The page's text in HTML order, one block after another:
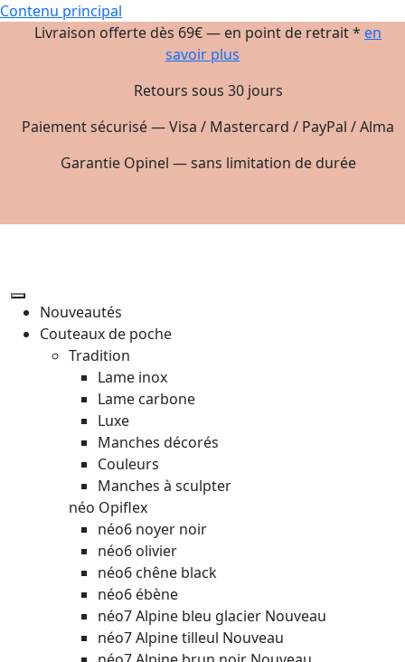
Contenu principal
Livraison offerte dès 69€ — en point de retrait * en
savoir plus
Retours sous 30 jours
Paiement sécurisé — Visa / Mastercard / PayPal / Alma
Garantie Opinel — sans limitation de durée
Nouveautés
Couteaux de poche
Tradition
Lame inox
Lame carbone
Luxe
Manches décorés
Couleurs
Manches à sculpter
néo Opiflex
néo6 noyer noir
néo6 olivier
néo6 chêne black
néo6 ébène
néo7 Alpine bleu glacier Nouveau
néo7 Alpine tilleul Nouveau